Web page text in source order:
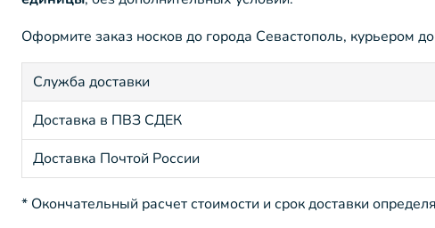
Оформите заказ носков до города Севастополь, курьером
Служба доставки
Доставка в ПВЗ СДЕК
Доставка Почтой России
* Окончательный расчет стоимости и срок доставки